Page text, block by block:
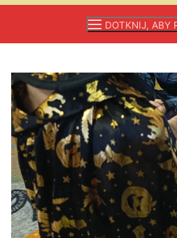
DOTKNIJ, ABY